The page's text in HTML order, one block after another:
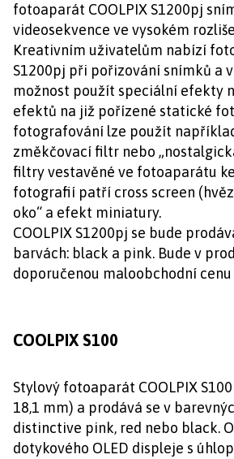
fotoaparát COOLPIX S1200pj
videosekvence ve vysokém
Kreativním uživatelům nabízí
S1200pj při pořizování snímků a
možnost použít speciální efekty
efektů na již pořízené statické
fotografování lze použít
změkčovací filtr nebo
filtry vestavěné ve fotoaparátu
fotografií patří cross screen
oko“ a efekt miniatury.
COOLPIX S1200pj se bude
barvách: black a pink. Bude v
doporučenou maloobchodní cenu
COOLPIX S100
Stylový fotoaparát COOLPIX
18,1 mm) a prodává se v
distinctive pink, red nebo black.
dotykového OLED displeje s